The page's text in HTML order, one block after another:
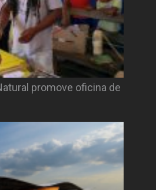
promove oficina de